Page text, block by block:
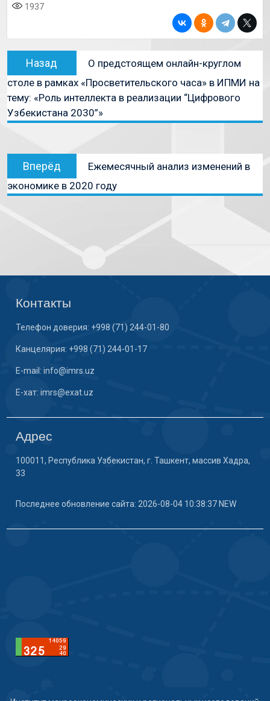
1937
Назад
О предстоящем онлайн-круглом
столе в рамках «Просветительского часа» в ИПМИ на
тему: «Роль интеллекта в реализации “Цифрового
Узбекистана 2030”»
Вперёд
Ежемесячный анализ изменений в
экономике в 2020 году
Контакты
Телефон доверия: +998 (71) 244-01-80
Канцелярия: +998 (71) 244-01-17
E-mail: info@imrs.uz
E-хат: imrs@exat.uz
Адрес
100011, Республика Узбекистан, г. Ташкент, массив Хадра,
33
Последнее обновление сайта: 2026-08-04 10:38:37 NEW